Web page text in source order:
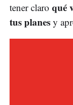
tener claro qué
tus planes y